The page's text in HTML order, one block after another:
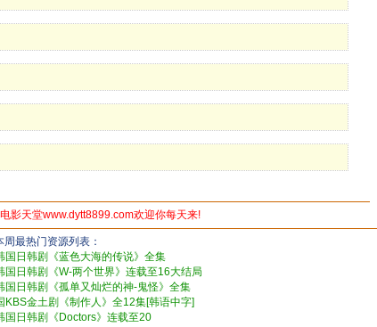
影天堂www.dytt8899.com欢迎你每天来!
周最热门资源列表：
国日韩剧《蓝色大海的传说》全集
国日韩剧《W-两个世界》连载至16大结局
国日韩剧《孤单又灿烂的神-鬼怪》全集
KBS金土剧《制作人》全12集[韩语中字]
国日韩剧《Doctors》连载至20